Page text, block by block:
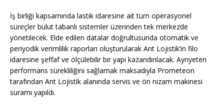
İş birliği kapsamında lastik idaresine ait tüm operasyonel
süreçler bulut tabanlı sistemler üzerinden tek merkezde
yönetilecek. Elde edilen datalar doğrultusunda otomatik ve
periyodik verimlilik raporları oluşturularak Ant Lojistik’in filo
idaresine şeffaf ve ölçülebilir bir yapı kazandırılacak. Ayrıyeten
performans sürekliliğini sağlamak maksadıyla Prometeon
tarafından Ant Lojistik alanında servis ve ön nizam makinesi
suramı yapıldı.